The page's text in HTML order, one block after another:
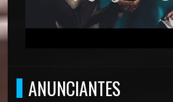
ANUNCIANTES